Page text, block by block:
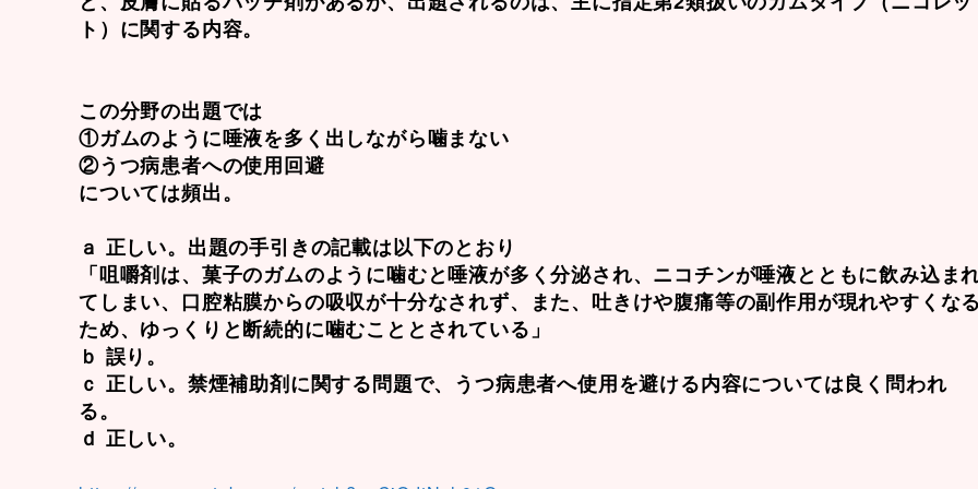
ト）に関する内容。
この分野の出題では
①ガムのように唾液を多く出しながら噛まない
②うつ病患者への使用回避
については頻出。
ａ 正しい。出題の手引きの記載は以下のとおり
「咀嚼剤は、菓子のガムのように噛むと唾液が多く分泌され、ニコチンが唾液とともに飲み込ま
てしまい、口腔粘膜からの吸収が十分なされず、また、吐きけや腹痛等の副作用が現れやすくな
ため、ゆっくりと断続的に噛むこととされている」
ｂ 誤り。
ｃ 正しい。禁煙補助剤に関する問題で、うつ病患者へ使用を避ける内容については良く問われ
る。
ｄ 正しい。